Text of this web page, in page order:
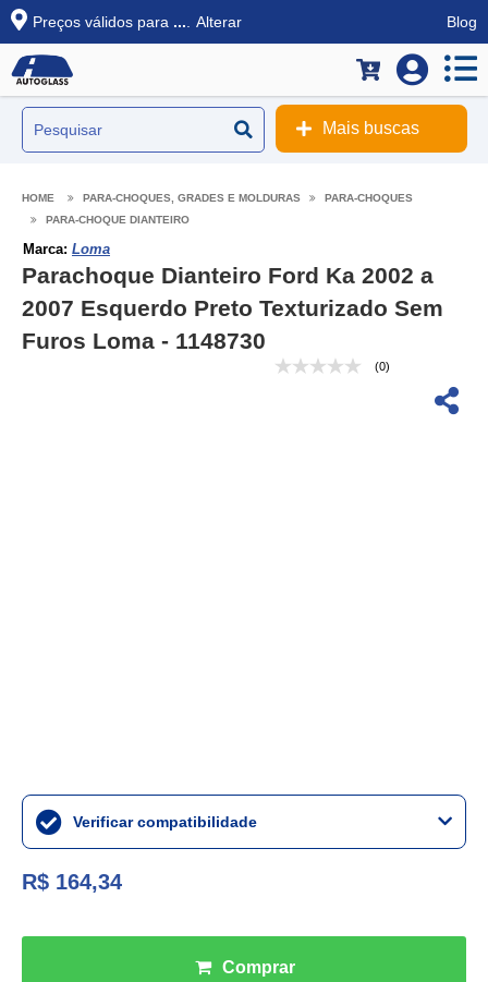
Preços válidos para ... Alterar Blog
Mais buscas
PARA-CHOQUES, GRADES E MOLDURAS
PARA-CHOQUES
PARA-CHOQUE DIANTEIRO
Marca: Loma
Parachoque Dianteiro Ford Ka 2002 a
2007 Esquerdo Preto Texturizado Sem
Furos Loma - 1148730
(0)
Verificar compatibilidade
R$ 164,34